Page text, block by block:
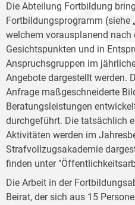
Die Abteilung Fortbildung
Fortbildungsprogramm (siehe
welchem vorausplanend
Gesichtspunkten und in
Anspruchsgruppen im
Angebote dargestellt werden.
Anfrage maßgeschneiderte
Beratungsleistungen
durchgeführt. Die tatsächlich
Aktivitäten werden im
Strafvollzugsakademie
finden unter
Die Arbeit in der
Beirat, der sich aus 15